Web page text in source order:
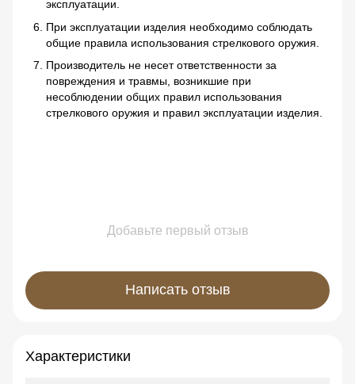
эксплуатации.
При эксплуатации изделия необходимо соблюдать
общие правила использования стрелкового оружия.
Производитель не несет ответственности за
повреждения и травмы, возникшие при
несоблюдении общих правил использования
стрелкового оружия и правил эксплуатации изделия.
Добавьте первый отзыв
Написать отзыв
Характеристики